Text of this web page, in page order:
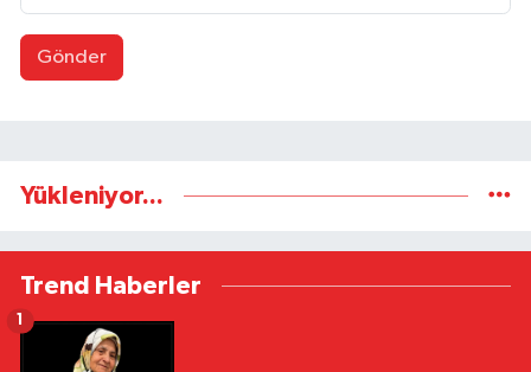
Gönder
Yükleniyor...
Trend Haberler